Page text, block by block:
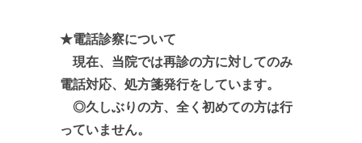
★電話診察について
現在、当院では再診の方に対してのみ
電話対応、処方箋発行をしています。
◎久しぶりの方、全く初めての方は行
っていません。